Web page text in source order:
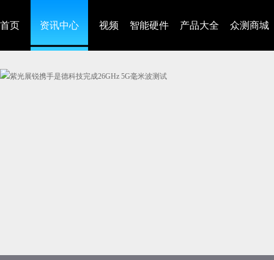
首页 资讯中心 视频 智能硬件 产品大全 众测商城